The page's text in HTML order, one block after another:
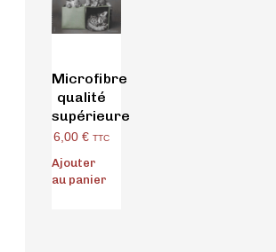
Microfibre
qualité
supérieure
6,00 € TTC
Ajouter
au panier